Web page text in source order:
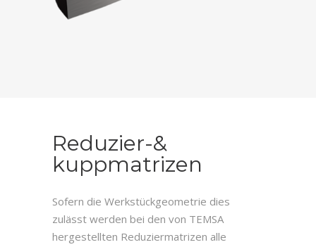
Reduzier-&
kuppmatrizen
Sofern die Werkstückgeometrie dies
zulässt werden bei den von TEMSA
hergestellten Reduziermatrizen alle